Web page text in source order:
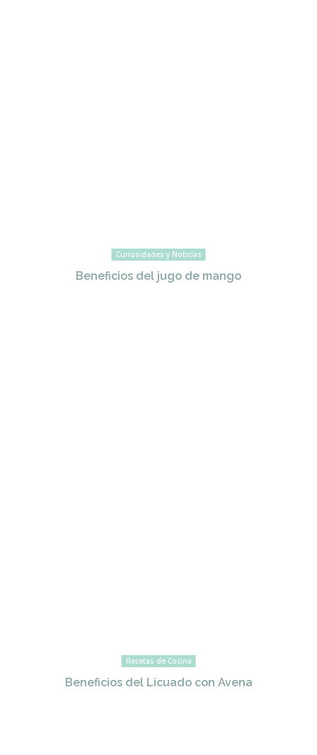
Curiosidades y Noticias
Beneficios del jugo de mango
Recetas de Cocina
Beneficios del Licuado con Avena